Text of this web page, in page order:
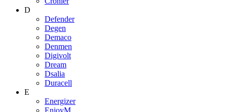
D
Defender
Degen
Demaco
Denmen
Digivolt
Dream
Dsalia
Duracell
E
Energizer
EnjoyM